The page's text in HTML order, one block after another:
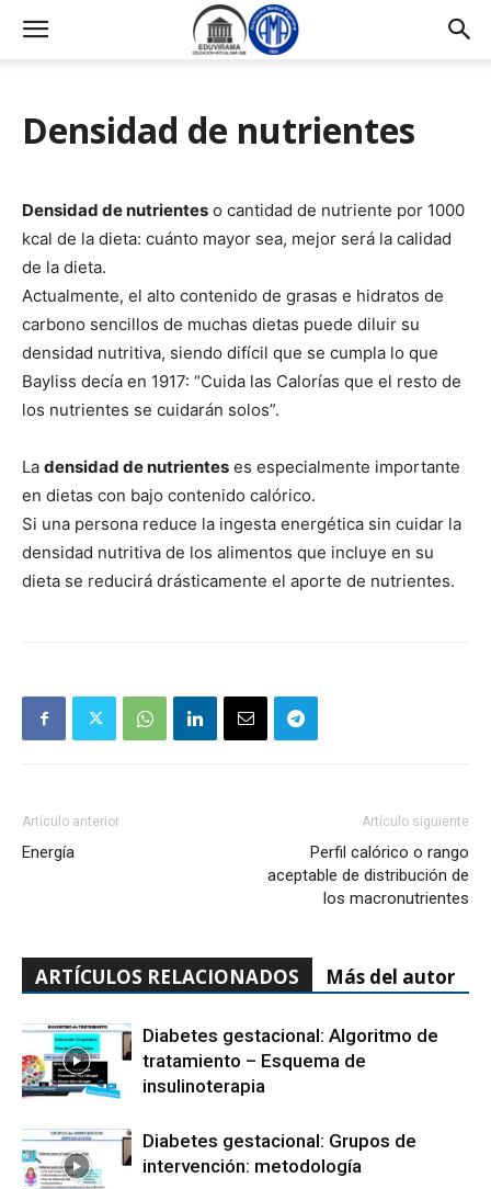
Densidad de nutrientes
Densidad de nutrientes o cantidad de nutriente por 1000
kcal de la dieta: cuánto mayor sea, mejor será la calidad
de la dieta.
Actualmente, el alto contenido de grasas e hidratos de
carbono sencillos de muchas dietas puede diluir su
densidad nutritiva, siendo difícil que se cumpla lo que
Bayliss decía en 1917: “Cuida las Calorías que el resto de
los nutrientes se cuidarán solos”.
La densidad de nutrientes es especialmente importante
en dietas con bajo contenido calórico.
Si una persona reduce la ingesta energética sin cuidar la
densidad nutritiva de los alimentos que incluye en su
dieta se reducirá drásticamente el aporte de nutrientes.
Artículo anterior
Energía
Artículo siguiente
Perfil calórico o rango
aceptable de distribución de
los macronutrientes
ARTÍCULOS RELACIONADOS Más del autor
Diabetes gestacional: Algoritmo de
tratamiento – Esquema de
insulinoterapia
Diabetes gestacional: Grupos de
intervención: metodología